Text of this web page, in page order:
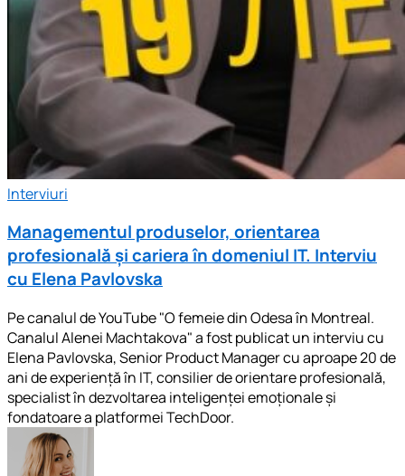
Interviuri
Managementul produselor, orientarea
profesională și cariera în domeniul IT. Interviu
cu Elena Pavlovska
Pe canalul de YouTube "O femeie din Odesa în Montreal.
Canalul Alenei Machtakova" a fost publicat un interviu cu
Elena Pavlovska, Senior Product Manager cu aproape 20 de
ani de experiență în IT, consilier de orientare profesională,
specialist în dezvoltarea inteligenței emoționale și
fondatoare a platformei TechDoor.